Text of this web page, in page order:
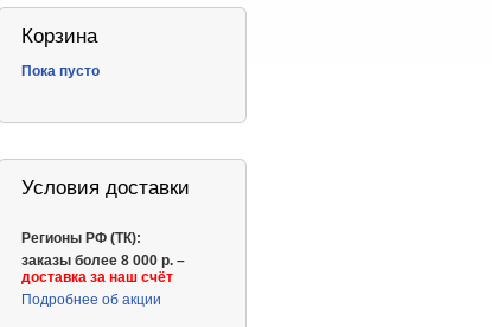
Корзина
Пока пусто
Условия доставки
Регионы РФ (ТК):
заказы более 8 000 р. –
доставка за наш счёт
Подробнее об акции